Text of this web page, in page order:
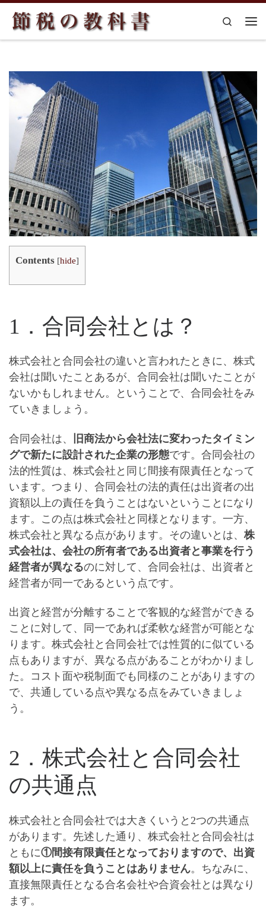
コンテンツへスキップ
Search
Contents [hide]
1．合同会社とは？
株式会社と合同会社の違いと言われたときに、株式
会社は聞いたことあるが、合同会社は聞いたことが
ないかもしれません。ということで、合同会社をみ
ていきましょう。
合同会社は、
旧商法から会社法に変わったタイミン
グで新たに設計された企業の形態です。合同会社の
法的性質は、株式会社と同じ 間接有限責任となって
います。つまり、 合同会社の法的責任は出資者の出
資額以上の責任を負うことはない ということになり
ます。この点は株式会社と同様となります。一方、
株式会社と異なる点があります。その違いとは、 株
式会社は、会社の所有者である出資者と事業を行う
経営者が異なるのに対して、 合同会社は、出資者と
経営者が同一である という点です。
出資と経営が分離することで客観的な経営ができる
ことに対して、同一であれば柔軟な経営が可能とな
ります。株式会社と合同会社では性質的に似ている
点もありますが、異なる点があることがわかりまし
た。コスト面や税制面でも同様のことがありますの
で、共通している点や異なる点をみていきましょ
う。
2．株式会社と合同会社
の共通点
株式会社と合同会社では大きくいうと2つの共通点
があります。先述した通り、株式会社と合同会社は
ともに①間接有限責任となっておりますので、 出資
額以上に責任を負うことはありません。ちなみに、
直接無限責任となる合名会社や合資会社とは異なり
ます。